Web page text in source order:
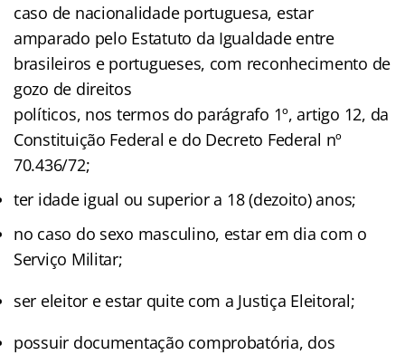
caso de nacionalidade portuguesa, estar
amparado pelo Estatuto da Igualdade entre
brasileiros e portugueses, com reconhecimento de
gozo de direitos
políticos, nos termos do parágrafo 1º, artigo 12, da
Constituição Federal e do Decreto Federal nº
70.436/72;
ter idade igual ou superior a 18 (dezoito) anos;
no caso do sexo masculino, estar em dia com o
Serviço Militar;
ser eleitor e estar quite com a Justiça Eleitoral;
possuir documentação comprobatória, dos